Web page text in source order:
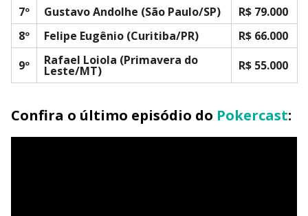
7º Gustavo Andolhe (São Paulo/SP)
R$ 79.000
8º
Felipe Eugênio (Curitiba/PR)
R$ 66.000
9º
Rafael Loiola (Primavera do
Leste/MT) R$ 55.000
Confira o último episódio do Pokercast: